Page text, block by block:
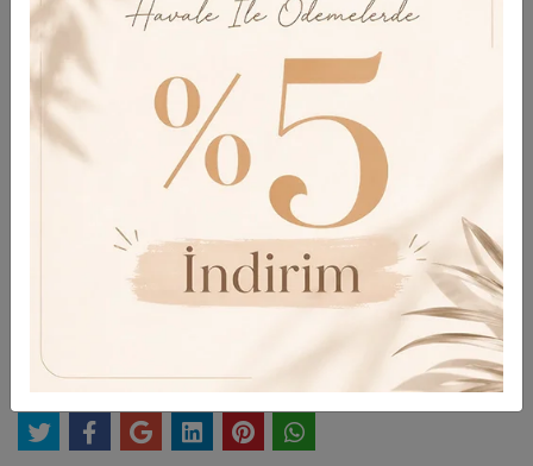
Modelin Giydiği Beden
48 Beden
Yorumlar
Garanti Ve Teslimat
Güvenli Alışveriş